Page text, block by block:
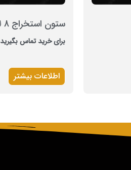
ستون استخراج 8 لایه سفید
برای خرید تماس بگیرید
اطلاعات بیشتر